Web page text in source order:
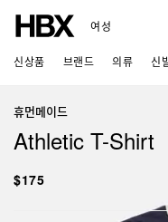
여성
신상품 브랜드 의류 신
휴먼메이드
Athletic T-Shirt
$175